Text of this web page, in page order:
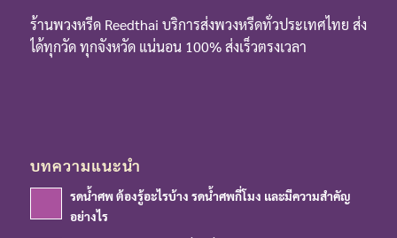
ร้านพวงหรีด Reedthai บริการส่งพวงหรีดทั่วประเทศไทย ส่ง
ได้ทุกวัด ทุกจังหวัด แน่นอน 100% ส่งเร็วตรงเวลา
บทความแนะนำ
รดน้ำศพ ต้องรู้อะไรบ้าง รดน้ำศพกี่โมง และมีความสำคัญ
อย่างไร